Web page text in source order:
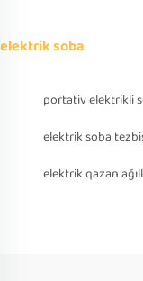
elektrik soba
portativ elektrikli
elektrik soba
elektrik qazan